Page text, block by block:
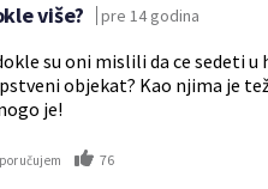
više? pre 14 godina
su oni mislili da ce sedeti
objekat? Kao njima je
je!
76